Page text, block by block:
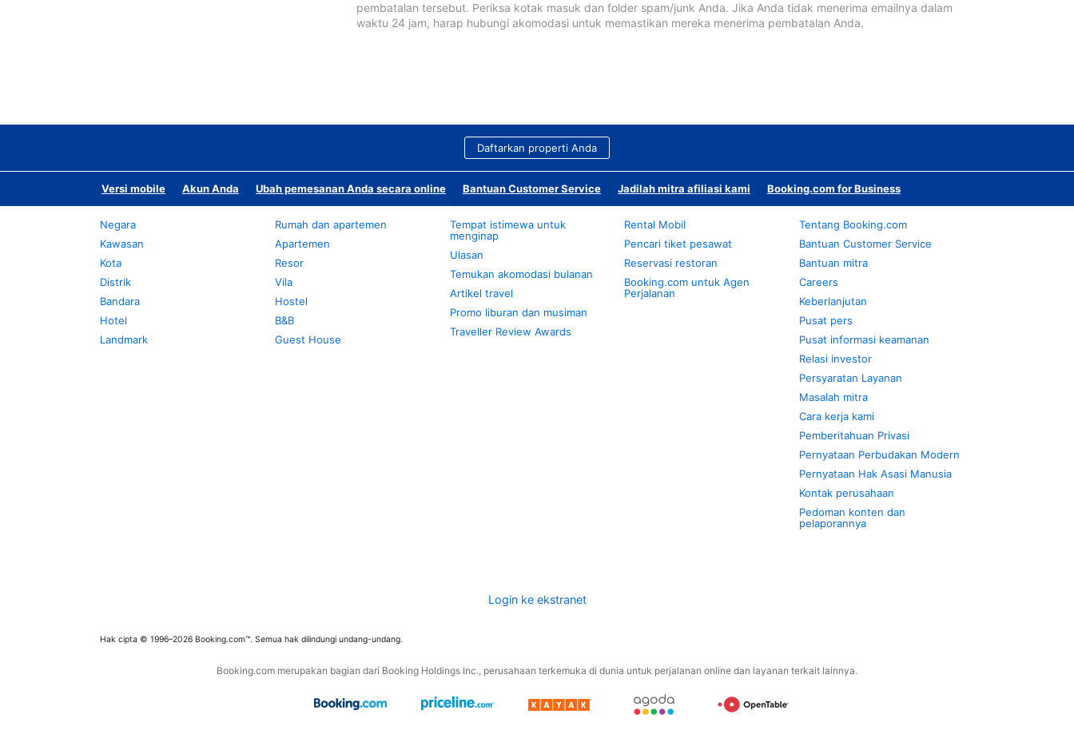
pembatalan tersebut. Periksa kotak masuk dan folder spam/junk Anda. Jika Anda tidak menerima emailnya dalam
waktu 24 jam, harap hubungi akomodasi untuk memastikan mereka menerima pembatalan Anda.
Daftarkan properti Anda
Versi mobile Akun Anda Ubah pemesanan Anda secara online Bantuan Customer Service Jadilah mitra afiliasi kami Booking.com for Business
Negara
Kawasan
Kota
Distrik
Bandara
Hotel
Landmark
Rumah dan apartemen
Apartemen
Resor
Vila
Hostel
B&B
Guest House
Tempat istimewa untuk
menginap
Ulasan
Temukan akomodasi bulanan
Artikel travel
Promo liburan dan musiman
Traveller Review Awards
Rental Mobil
Pencari tiket pesawat
Reservasi restoran
Booking.com untuk Agen
Perjalanan
Tentang Booking.com
Bantuan Customer Service
Bantuan mitra
Careers
Keberlanjutan
Pusat pers
Pusat informasi keamanan
Relasi investor
Persyaratan Layanan
Masalah mitra
Cara kerja kami
Pemberitahuan Privasi
Pernyataan Perbudakan Modern
Pernyataan Hak Asasi Manusia
Kontak perusahaan
Pedoman konten dan
pelaporannya
Login ke ekstranet
Hak cipta © 1996–2026 Booking.com™. Semua hak dilindungi undang-undang.
Booking.com merupakan bagian dari Booking Holdings Inc., perusahaan terkemuka di dunia untuk perjalanan online dan layanan terkait lainnya.